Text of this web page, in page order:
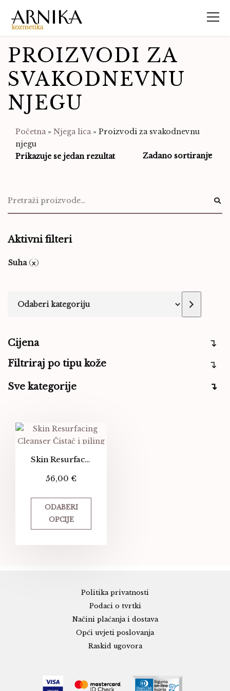
PROIZVODI ZA
SVAKODNEVNU
NJEGU
Početna» Njega lica» Proizvodi za svakodnevnu
njegu
Prikazuje se jedan rezultat
Aktivni filteri
Suha
Cijena
Filtriraj po tipu kože
Sve kategorije
Skin Resurfacing Lactic Acid Cleanser – Čistač i piling za zrelu kožu
56,00 €
ODABERI
OPCIJE
Politika privatnosti
Podaci o tvrtki
Načini plaćanja i dostava
Opći uvjeti poslovanja
Raskid ugovora